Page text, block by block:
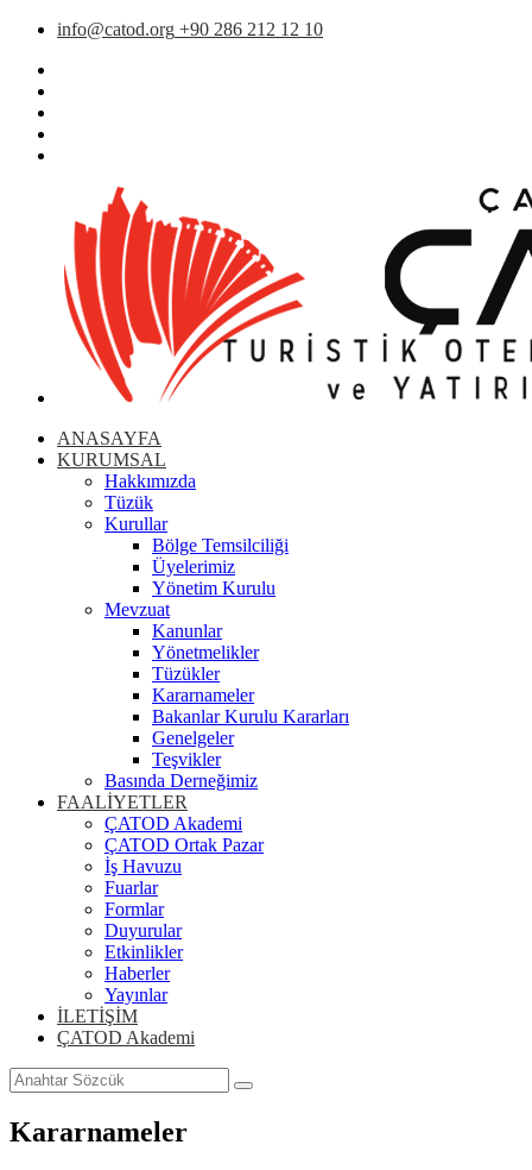
info@catod.org +90 286 212 12 10
ANASAYFA
KURUMSAL
Hakkımızda
Tüzük
Kurullar
Bölge Temsilciliği
Üyelerimiz
Yönetim Kurulu
Mevzuat
Kanunlar
Yönetmelikler
Tüzükler
Kararnameler
Bakanlar Kurulu Kararları
Genelgeler
Teşvikler
Basında Derneğimiz
FAALİYETLER
ÇATOD Akademi
ÇATOD Ortak Pazar
İş Havuzu
Fuarlar
Formlar
Duyurular
Etkinlikler
Haberler
Yayınlar
İLETİŞİM
ÇATOD Akademi
Kararnameler